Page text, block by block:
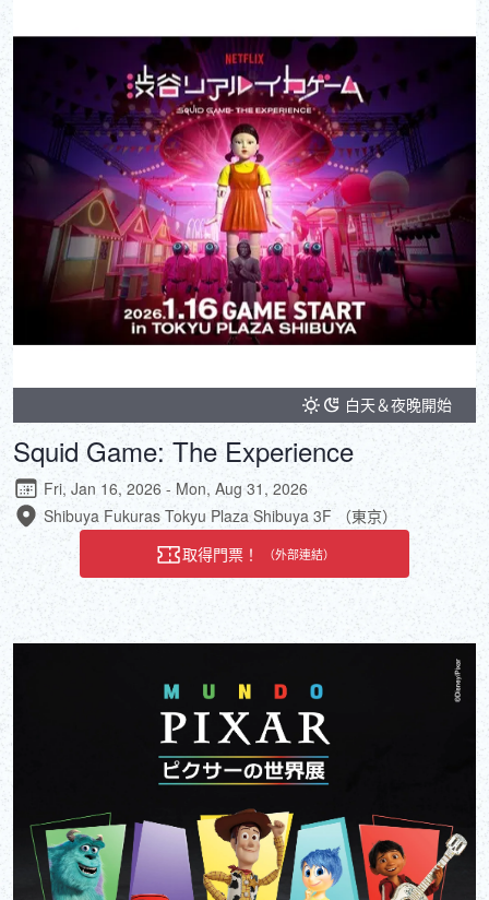
白天＆夜晚開始
Squid Game: The Experience
Fri, Jan 16, 2026 - Mon, Aug 31, 2026
Shibuya Fukuras Tokyu Plaza Shibuya 3F （東京）
取得門票！
（外部連結）